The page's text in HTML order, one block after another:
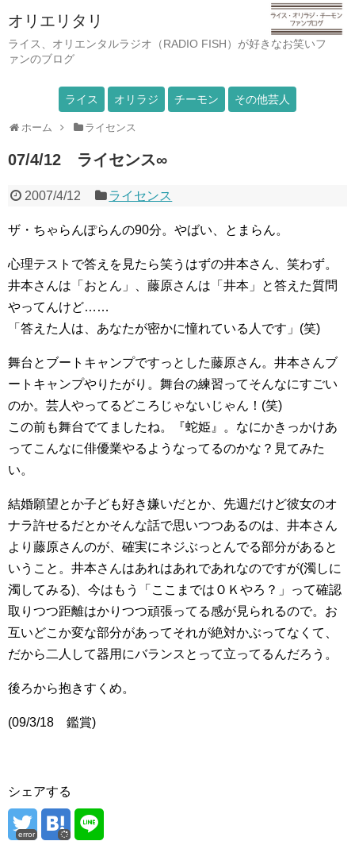
オリエリタリ
ライス、オリエンタルラジオ（RADIO FISH）が好きなお笑いフ
ァンのブログ
ライス オリラジ チーモン その他芸人
ホーム ライセンス
07/4/12 ライセンス∞
2007/4/12 ライセンス
ザ・ちゃらんぽらんの90分。やばい、とまらん。
心理テストで答えを見たら笑うはずの井本さん、笑わず。
井本さんは「おとん」、藤原さんは「井本」と答えた質問
やってんけど……
「答えた人は、あなたが密かに憧れている人です」(笑)
舞台とブートキャンプですっとした藤原さん。井本さんブ
ートキャンプやりたがり。舞台の練習ってそんなにすごい
のか。芸人やってるどころじゃないじゃん！(笑)
この前も舞台でてましたね。『蛇姫』。なにかきっかけあ
ってこんなに俳優業やるようなってるのかな？見てみた
い。
結婚願望とか子ども好き嫌いだとか、先週だけど彼女のオ
ナラ許せるだとかそんな話で思いつつあるのは、井本さん
より藤原さんのが、確実にネジぶっとんでる部分があると
いうこと。井本さんはあれはあれであれなのですが(濁しに
濁してみる)、今はもう「ここまではＯＫやろ？」って確認
取りつつ距離はかりつつ頑張ってる感が見られるので。お
互いどこか変な部分があってそれが絶対かぶってなくて、
だから二人して器用にバランスとって立ってるんだろう。
後ろから抱きすくめ。
(09/3/18 鑑賞)
シェアする
error